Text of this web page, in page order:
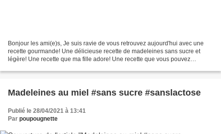
Bonjour les ami(e)s, Je suis ravie de vous retrouvez aujourd'hui avec une
recette gourmande! Une délicieuse recette de madeleines sans sucre et
légère! Une recette que ma fille adore! Une recette que vous pouvez
Madeleines au miel #sans sucre #sanslactose
Publié le 28/04/2021 à 13:41
Par poupougnette